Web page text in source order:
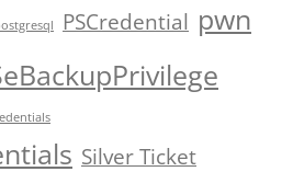
PSCredential pwn
Silver Ticket